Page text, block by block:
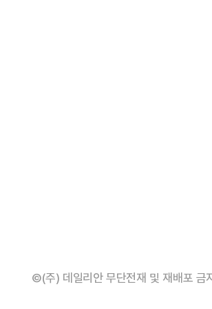
©(주) 데일리안 무단전재 및 재배포 금